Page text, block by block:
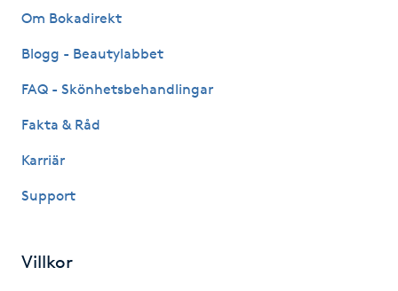
Hyaluronsyra
Hypnos
Hårborttagning
Om Bokadirekt
Blogg - Beautylabbet
FAQ - Skönhetsbehandlingar
Fakta & Råd
Karriär
Support
Villkor